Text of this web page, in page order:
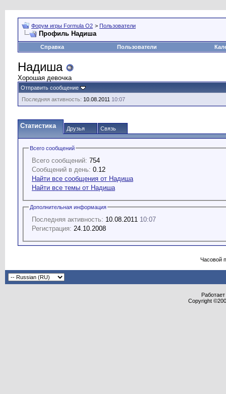
Форум игры Formula O2 > Пользователи
Профиль Надиша
Справка Пользователи
Надиша
Хорошая девочка
Отправить сообщение
Последняя активность: 10.08.2011 10:07
Статистика Друзья Связь
Всего сообщений
Всего сообщений: 754
Сообщений в день: 0.12
Найти все сообщения от Надиша
Найти все темы от Надиша
Дополнительная информация
Последняя активность: 10.08.2011 10:07
Регистрация: 24.10.2008
Часовой
Copyright